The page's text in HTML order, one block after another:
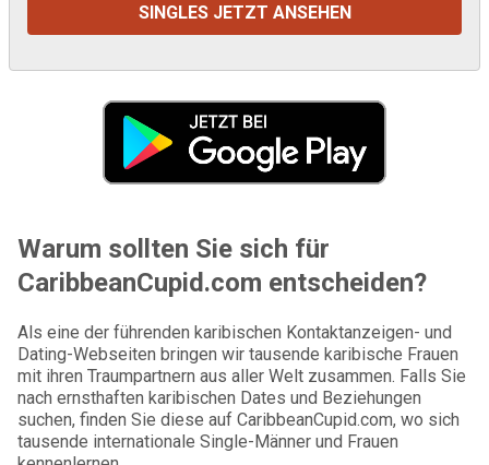
Warum sollten Sie sich für
CaribbeanCupid.com entscheiden?
Als eine der führenden karibischen Kontaktanzeigen- und
Dating-Webseiten bringen wir tausende karibische Frauen
mit ihren Traumpartnern aus aller Welt zusammen. Falls Sie
nach ernsthaften karibischen Dates und Beziehungen
suchen, finden Sie diese auf CaribbeanCupid.com, wo sich
tausende internationale Single-Männer und Frauen